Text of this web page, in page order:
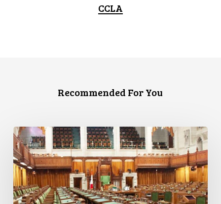
CCLA
Recommended For You
L’ACLC
se
joint
à
une
déclaration